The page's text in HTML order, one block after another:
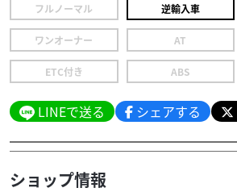
フルノーマル 逆輸入車
ワンオーナー AT
ETC付き ABS
LINEで送る シェアする
ショップ情報